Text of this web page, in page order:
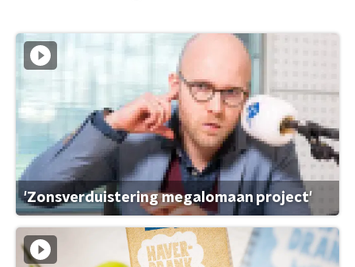
'Zonsverduistering megalomaan project'